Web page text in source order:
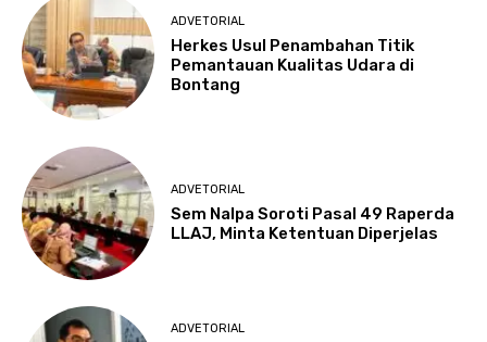
ADVETORIAL
Herkes Usul Penambahan Titik
Pemantauan Kualitas Udara di
Bontang
ADVETORIAL
Sem Nalpa Soroti Pasal 49 Raperda
LLAJ, Minta Ketentuan Diperjelas
ADVETORIAL